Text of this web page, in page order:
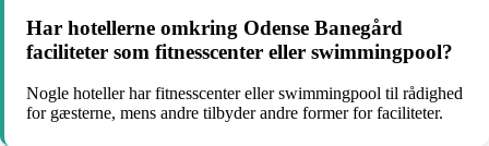
Har hotellerne omkring Odense Banegård
faciliteter som fitnesscenter eller swimmingpool?
Nogle hoteller har fitnesscenter eller swimmingpool til rådighed
for gæsterne, mens andre tilbyder andre former for faciliteter.